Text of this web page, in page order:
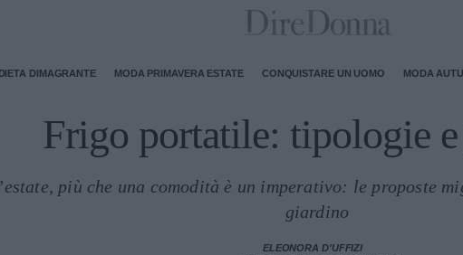
DIETA DIMAGRANTE MODA PRIMAVERA ESTATE CONQUISTARE UN UOMO MODA
Frigo portatile: tipologie
più che una comodità è un imperativo: le proposte
giardino
ELEONORA D'UFFIZI